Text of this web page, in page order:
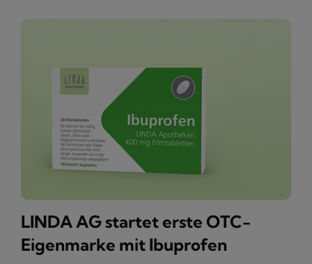
LINDA AG startet erste OTC-
Eigenmarke mit Ibuprofen